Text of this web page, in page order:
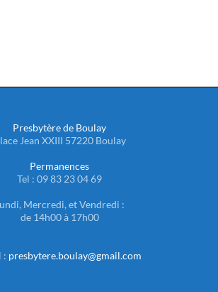
Presbytère de Boulay
Jean XXIII 57220 Boulay
Permanences
Tel : 09 83 23 04 69
Mercredi, et Vendredi :
de 14h00 à 17h00
: presbytere.boulay@gmail.com